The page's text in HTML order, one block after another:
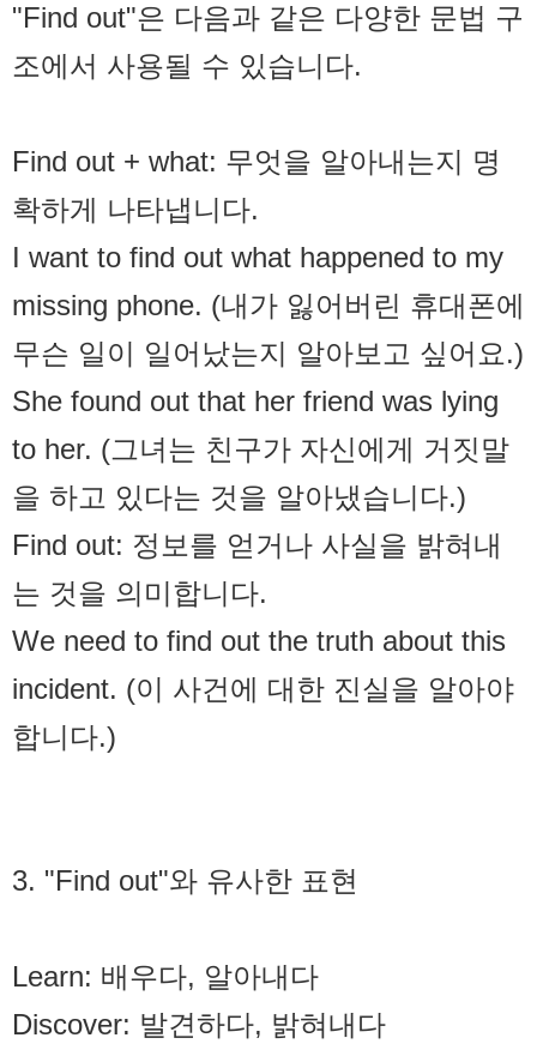
"Find out"은 다음과 같은 다양한 문법 구
조에서 사용될 수 있습니다.
Find out + what: 무엇을 알아내는지 명
확하게 나타냅니다.
I want to find out what happened to my
missing phone. (내가 잃어버린 휴대폰에
무슨 일이 일어났는지 알아보고 싶어요.)
She found out that her friend was lying
to her. (그녀는 친구가 자신에게 거짓말
을 하고 있다는 것을 알아냈습니다.)
Find out: 정보를 얻거나 사실을 밝혀내
는 것을 의미합니다.
We need to find out the truth about this
incident. (이 사건에 대한 진실을 알아야
합니다.)
3. "Find out"와 유사한 표현
Learn: 배우다, 알아내다
Discover: 발견하다, 밝혀내다